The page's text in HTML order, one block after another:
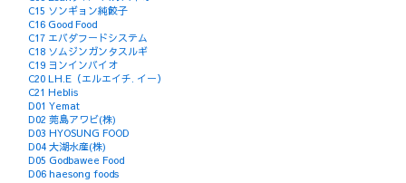
C15 ソンギョン純餃子
C16 Good Food
C17 エバダフードシステム
C18 ソムジンガンタスルギ
C19 ヨンインバイオ
C20 LH.E（エルエイチ. イー）
C21 Heblis
D01 Yemat
D02 莞島アワビ(株)
D03 HYOSUNG FOOD
D04 大湖水産(株)
D05 Godbawee Food
D06 haesong foods